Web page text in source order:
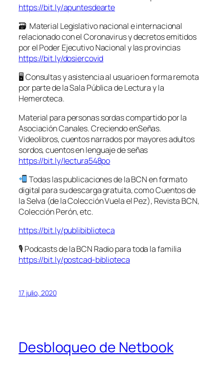
https://bit.ly/apuntesdearte
🗃 Material Legislativo nacional e internacional
relacionado con el Coronavirus y decretos emitidos
por el Poder Ejecutivo Nacional y las provincias
https://bit.ly/dosiercovid
🖥 Consultas y asistencia al usuario en forma remota
por parte de la Sala Pública de Lectura y la
Hemeroteca.
Material para personas sordas compartido por la
Asociación Canales. Creciendo enSeñas.
Videolibros, cuentos narrados por mayores adultos
sordos, cuentos en lenguaje de señas
https://bit.ly/lectura548po
Todas las publicaciones de la BCN en formato
digital para su descarga gratuita, como Cuentos de
la Selva (de la Colección Vuela el Pez), Revista BCN,
Colección Perón, etc.
https://bit.ly/publibiblioteca
🎙 Podcasts de la BCN Radio para toda la familia
https://bit.ly/postcad-biblioteca
17 julio, 2020
Desbloqueo de Netbook